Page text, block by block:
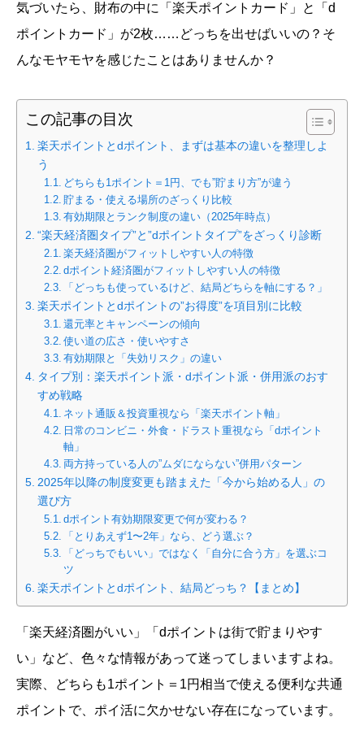
気づいたら、財布の中に「楽天ポイントカード」と「d
ポイントカード」が2枚……どっちを出せばいいの？そ
んなモヤモヤを感じたことはありませんか？
この記事の目次
楽天ポイントとdポイント、まずは基本の違いを整理しよ
う
どちらも1ポイント＝1円、でも”貯まり方”が違う
貯まる・使える場所のざっくり比較
有効期限とランク制度の違い（2025年時点）
“楽天経済圏タイプ”と”dポイントタイプ”をざっくり診断
楽天経済圏がフィットしやすい人の特徴
dポイント経済圏がフィットしやすい人の特徴
「どっちも使っているけど、結局どちらを軸にする？」
楽天ポイントとdポイントの”お得度”を項目別に比較
還元率とキャンペーンの傾向
使い道の広さ・使いやすさ
有効期限と「失効リスク」の違い
タイプ別：楽天ポイント派・dポイント派・併用派のおす
すめ戦略
ネット通販＆投資重視なら「楽天ポイント軸」
日常のコンビニ・外食・ドラスト重視なら「dポイント
軸」
両方持っている人の”ムダにならない”併用パターン
2025年以降の制度変更も踏まえた「今から始める人」の
選び方
dポイント有効期限変更で何が変わる？
「とりあえず1〜2年」なら、どう選ぶ？
「どっちでもいい」ではなく「自分に合う方」を選ぶコ
ツ
楽天ポイントとdポイント、結局どっち？【まとめ】
「楽天経済圏がいい」「dポイントは街で貯まりやす
い」など、色々な情報があって迷ってしまいますよね。
実際、どちらも1ポイント＝1円相当で使える便利な共通
ポイントで、ポイ活に欠かせない存在になっています。